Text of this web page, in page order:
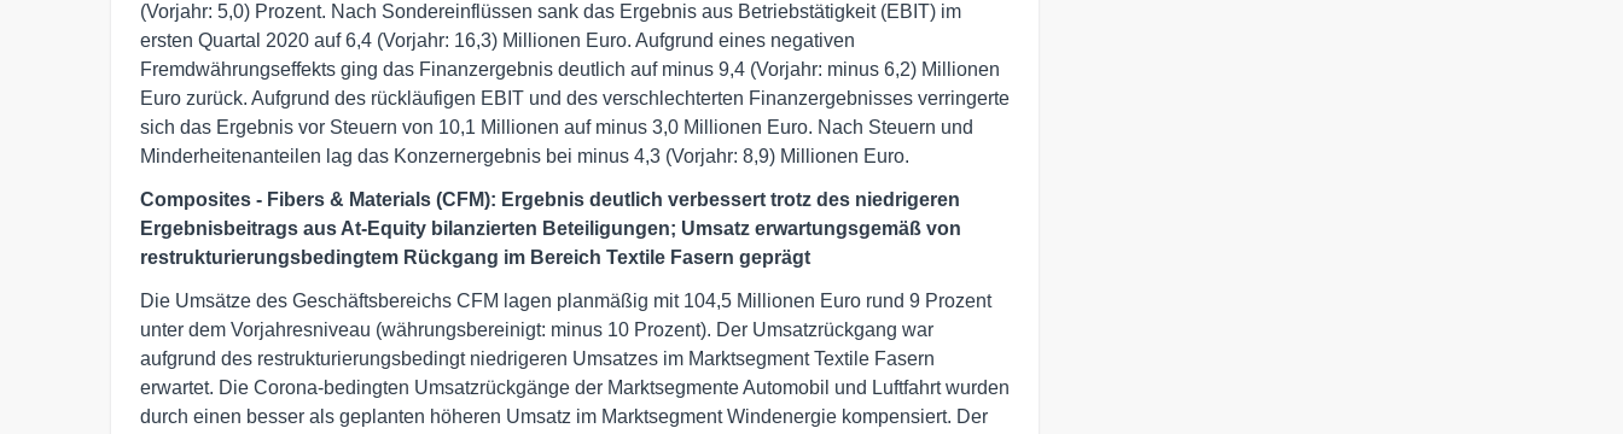
(Vorjahr: 5,0) Prozent. Nach Sondereinflüssen sank das Ergebnis aus Betriebstätigkeit (EBIT) im
ersten Quartal 2020 auf 6,4 (Vorjahr: 16,3) Millionen Euro. Aufgrund eines negativen
Fremdwährungseffekts ging das Finanzergebnis deutlich auf minus 9,4 (Vorjahr: minus 6,2) Millionen
Euro zurück. Aufgrund des rückläufigen EBIT und des verschlechterten Finanzergebnisses verringerte
sich das Ergebnis vor Steuern von 10,1 Millionen auf minus 3,0 Millionen Euro. Nach Steuern und
Minderheitenanteilen lag das Konzernergebnis bei minus 4,3 (Vorjahr: 8,9) Millionen Euro.
Composites - Fibers & Materials (CFM): Ergebnis deutlich verbessert trotz des niedrigeren
Ergebnisbeitrags aus At-Equity bilanzierten Beteiligungen; Umsatz erwartungsgemäß von
restrukturierungsbedingtem Rückgang im Bereich Textile Fasern geprägt
Die Umsätze des Geschäftsbereichs CFM lagen planmäßig mit 104,5 Millionen Euro rund 9 Prozent
unter dem Vorjahresniveau (währungsbereinigt: minus 10 Prozent). Der Umsatzrückgang war
aufgrund des restrukturierungsbedingt niedrigeren Umsatzes im Marktsegment Textile Fasern
erwartet. Die Corona-bedingten Umsatzrückgänge der Marktsegmente Automobil und Luftfahrt wurden
durch einen besser als geplanten höheren Umsatz im Marktsegment Windenergie kompensiert. Der